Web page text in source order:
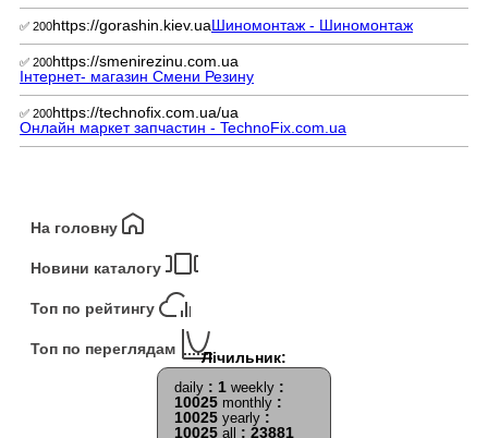
✅ 200https://gorashin.kiev.uaШиномонтаж - Шиномонтаж
✅ 200https://smenirezinu.com.ua
Інтернет- магазин Смени Резину
✅ 200https://technofix.com.ua/ua
Онлайн маркет запчастин - TechnoFix.com.ua
На головну
Новини каталогу
Топ по рейтингу
Топ по переглядам
daily : 1 weekly :
10025 monthly :
10025 yearly :
10025 all : 23881